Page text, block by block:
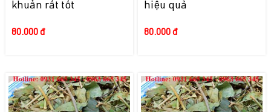
khuẩn rất tốt
80.000 đ
hiệu quả
80.000 đ